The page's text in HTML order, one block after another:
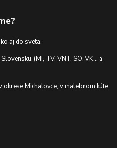
aj do sveta.
(MI, TV, VNT, SO, VK... a
Michalovce, v malebnom kúte